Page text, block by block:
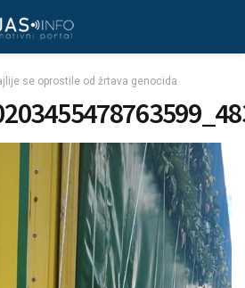
se oprostile od žrtava genocida